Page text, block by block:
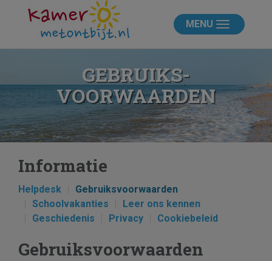
MENU
GEBRUIKS­
VOORWAARDEN
Informatie
Helpdesk
Gebruiksvoorwaarden
Schoolvakanties
Leer ons kennen
Geschiedenis
Privacy Cookiebeleid
Gebruiksvoorwaarden